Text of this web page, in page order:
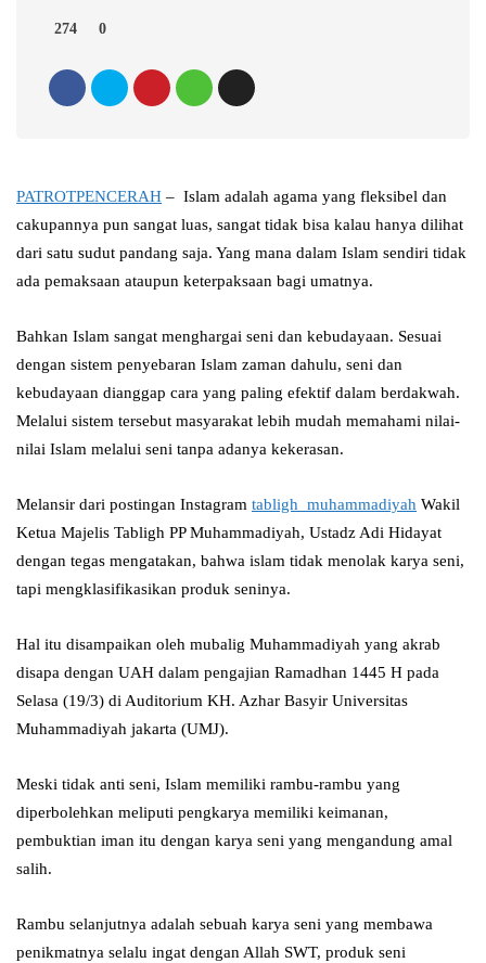
274 0
PATROTPENCERAH – Islam adalah agama yang fleksibel dan
cakupannya pun sangat luas, sangat tidak bisa kalau hanya dilihat
dari satu sudut pandang saja. Yang mana dalam Islam sendiri tidak
ada pemaksaan ataupun keterpaksaan bagi umatnya.
Bahkan Islam sangat menghargai seni dan kebudayaan. Sesuai
dengan sistem penyebaran Islam zaman dahulu, seni dan
kebudayaan dianggap cara yang paling efektif dalam berdakwah.
Melalui sistem tersebut masyarakat lebih mudah memahami nilai-
nilai Islam melalui seni tanpa adanya kekerasan.
Melansir dari postingan Instagram tabligh_muhammadiyah Wakil
Ketua Majelis Tabligh PP Muhammadiyah, Ustadz Adi Hidayat
dengan tegas mengatakan, bahwa islam tidak menolak karya seni,
tapi mengklasifikasikan produk seninya.
Hal itu disampaikan oleh mubalig Muhammadiyah yang akrab
disapa dengan UAH dalam pengajian Ramadhan 1445 H pada
Selasa (19/3) di Auditorium KH. Azhar Basyir Universitas
Muhammadiyah jakarta (UMJ).
Meski tidak anti seni, Islam memiliki rambu-rambu yang
diperbolehkan meliputi pengkarya memiliki keimanan,
pembuktian iman itu dengan karya seni yang mengandung amal
salih.
Rambu selanjutnya adalah sebuah karya seni yang membawa
penikmatnya selalu ingat dengan Allah SWT, produk seni